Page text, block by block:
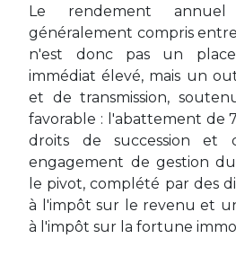
Le rendement annuel
généralement compris entre
n'est donc pas un
immédiat élevé, mais un
et de transmission,
favorable : l'abattement de
droits de succession et
engagement de gestion
le pivot, complété par des
à l'impôt sur le revenu et
à l'impôt sur la fortune